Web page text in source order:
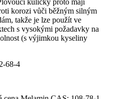
kuličky proto mají
korozi vůči běžným silným
takže je lze použít ve
s vysokými požadavky na
(s výjimkou kyseliny
68-4